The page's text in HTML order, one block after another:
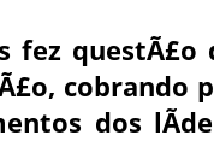
fez
cobrando
dos